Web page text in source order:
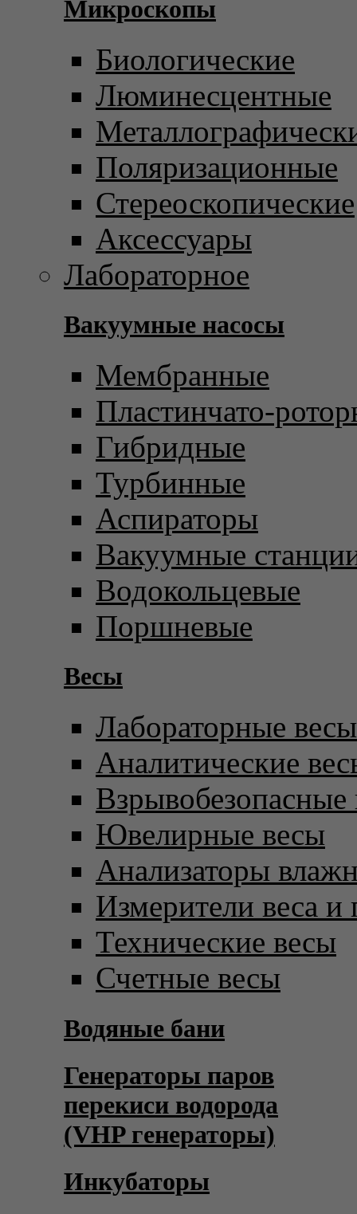
Микроскопы
Биологические
Люминесцентные
Поляризационные
Стереоскопические
Аксессуары
Лабораторное
Вакуумные насосы
Мембранные
Пластинчато-
Гибридные
Турбинные
Аспираторы
Вакуумные
Водокольцевые
Поршневые
Весы
Лабораторные весы
Аналитические
Взрывобезопасные
Ювелирные весы
Анализаторы
Измерители веса и
Технические весы
Счетные весы
Водяные бани
Генераторы паров
перекиси водорода
(VHP генераторы)
Инкубаторы